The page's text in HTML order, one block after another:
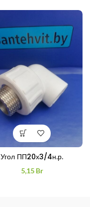
Угол ПП20х3/4н.р.
5,15 Br